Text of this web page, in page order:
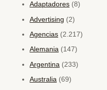
Adaptadores (8)
Advertising (2)
Agencias (2.217)
Alemania (147)
Argentina (233)
Australia (69)